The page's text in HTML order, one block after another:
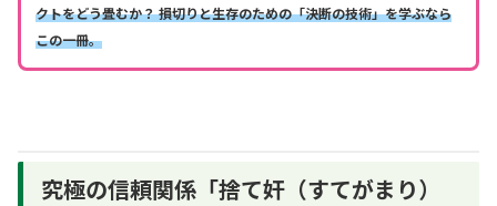
クトをどう畳むか？ 損切りと生存のための「決断の技術」を学ぶなら
この一冊。
究極の信頼関係「捨て奸（すてがまり）